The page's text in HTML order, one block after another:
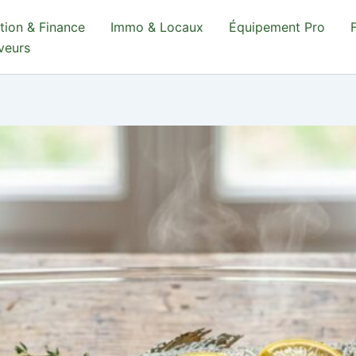
& Finance Immo & Locaux Équipement Pro